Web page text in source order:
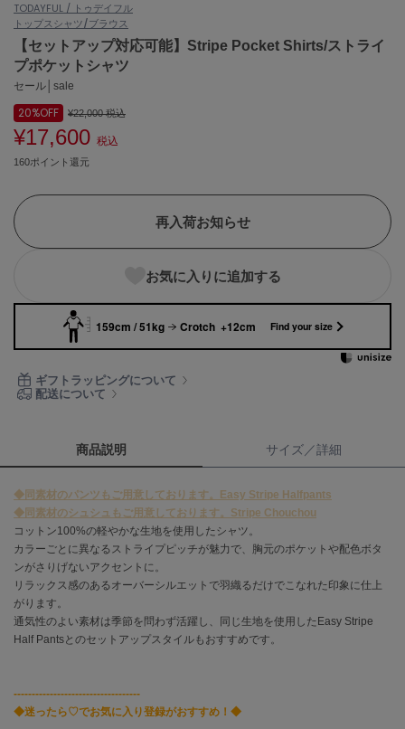
ASICS
アシックス
Ballelite
バレリット
BANDOLIER
Barbour
バブアー
Calvin Klein
CELFORD
セロン
Clarks Premium
クラークス
CODE A
コードエー
COLE HAAN
コール ハーン
TODAYFUL / トゥデイフル
トップスシャツ/ブラウス
【セットアップ対応可能】Stripe Pocket Shirts/ストライ
プポケットシャツ
セール│sale
20%OFF ¥22,000税込
¥17,600 税込
160ポイント還元
再入荷お知らせ
お気に入りに追加する
159cm / 51kg Crotch +12cm Find your size
ギフトラッピングについて
配送について
商品説明 サイズ／詳細
◆同素材のパンツもご用意しております。Easy Stripe Halfpants
◆同素材のシュシュもご用意しております。Stripe Chouchou
コットン100%の軽やかな生地を使用したシャツ。
カラーごとに異なるストライプピッチが魅力で、胸元のポケットや配色ボタ
ンがさりげないアクセントに。
リラックス感のあるオーバーシルエットで羽織るだけでこなれた印象に仕上
がります。
通気性のよい素材は季節を問わず活躍し、同じ生地を使用したEasy Stripe
Half Pantsとのセットアップスタイルもおすすめです。
-----------------------------------
◆迷ったら♡でお気に入り登録がおすすめ！◆